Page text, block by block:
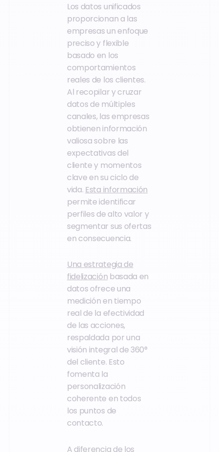
Los datos unificados
proporcionan a las
empresas un enfoque
preciso y flexible
basado en los
comportamientos
reales de los clientes.
Al recopilar y cruzar
datos de múltiples
canales, las empresas
obtienen información
valiosa sobre las
expectativas del
cliente y momentos
clave en su ciclo de
vida. Esta información
permite identificar
perfiles de alto valor y
segmentar sus ofertas
en consecuencia.
Una estrategia de
fidelización basada en
datos ofrece una
medición en tiempo
real de la efectividad
de las acciones,
respaldada por una
visión integral de 360°
del cliente. Esto
fomenta la
personalización
coherente en todos
los puntos de
contacto.
A diferencia de los